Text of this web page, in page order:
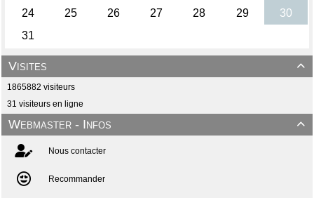

Visites
1865882 visiteurs
31 visiteurs en ligne

Webmaster - Infos
Nous contacter
Recommander